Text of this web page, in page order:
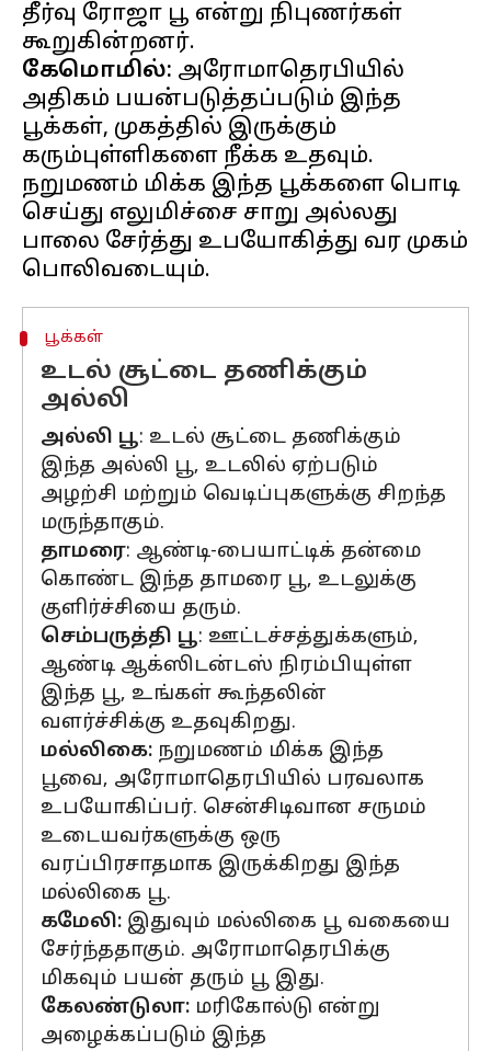
தீர்வு ரோஜா பூ என்று நிபுணர்கள்
கேமொமில்: அரோமாதெரபியில்
அதிகம் பயன்படுத்தப்படும் இந்த
பூக்கள், முகத்தில் இருக்கும்
கரும்புள்ளிகளை நீக்க உதவும்.
நறுமணம் மிக்க இந்த பூக்களை பொடி
செய்து எலுமிச்சை சாறு அல்லது
பாலை சேர்த்து உபயோகித்து வர முகம்
பூக்கள்
உடல் சூட்டை தணிக்கும்
அல்லி
அல்லி பூ: உடல் சூட்டை தணிக்கும்
இந்த அல்லி பூ, உடலில் ஏற்படும்
அழற்சி மற்றும் வெடிப்புகளுக்கு சிறந்த
மருந்தாகும்.
தாமரை: ஆண்டி-பையாட்டிக் தன்மை
கொண்ட இந்த தாமரை பூ, உடலுக்கு
குளிர்ச்சியை தரும்.
செம்பருத்தி பூ: ஊட்டச்சத்துக்களும்,
ஆண்டி ஆக்ஸிடன்டஸ் நிரம்பியுள்ள
இந்த பூ, உங்கள் கூந்தலின்
வளர்ச்சிக்கு உதவுகிறது.
மல்லிகை: நறுமணம் மிக்க இந்த
பூவை, அரோமாதெரபியில் பரவலாக
உபயோகிப்பர். சென்சிடிவான சருமம்
உடையவர்களுக்கு ஒரு
வரப்பிரசாதமாக இருக்கிறது இந்த
மல்லிகை பூ.
கமேலி: இதுவும் மல்லிகை பூ வகையை
சேர்ந்ததாகும். அரோமாதெரபிக்கு
மிகவும் பயன் தரும் பூ இது.
கேலண்டுலா: மரிகோல்டு என்று
அழைக்கப்படும் இந்த